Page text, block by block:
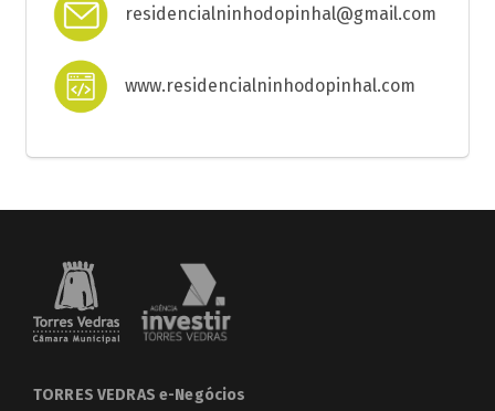
residencialninhodopinhal@gmail.com
www.residencialninhodopinhal.com
TORRES VEDRAS e-Negócios